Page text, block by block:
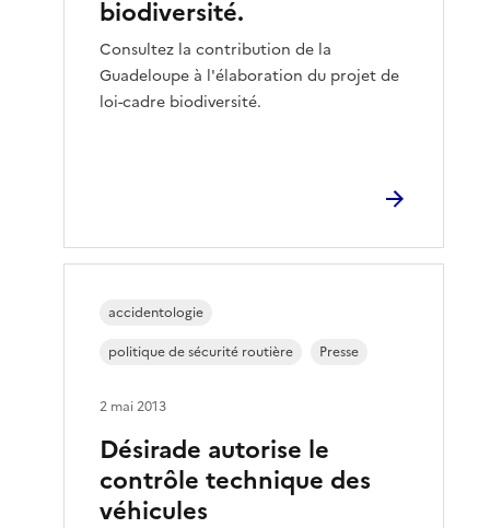
biodiversité.
Consultez la contribution de la
Guadeloupe à l'élaboration du projet de
loi-cadre biodiversité.
Désirade autorise le
contrôle technique des
véhicules
accidentologie
politique de sécurité routière
Presse
2 mai 2013